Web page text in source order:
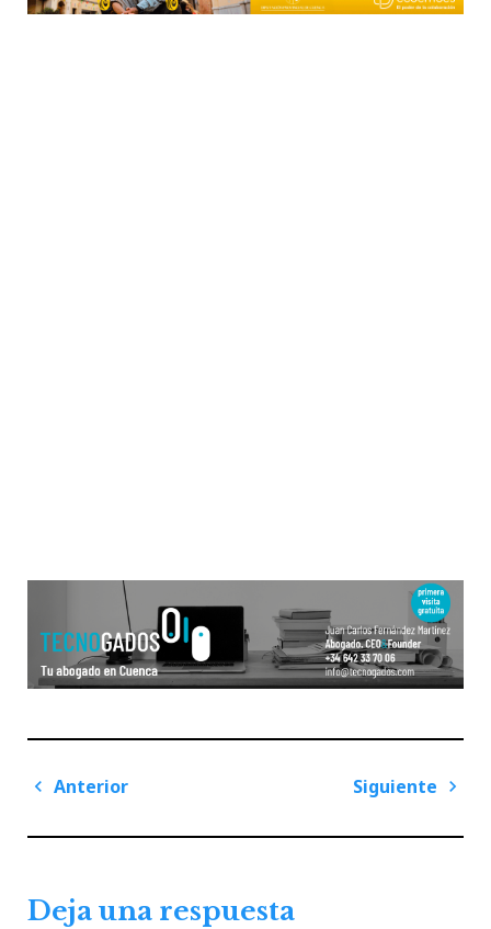
Navegación
entradas
Anterior
Siguiente
Deja una respuesta